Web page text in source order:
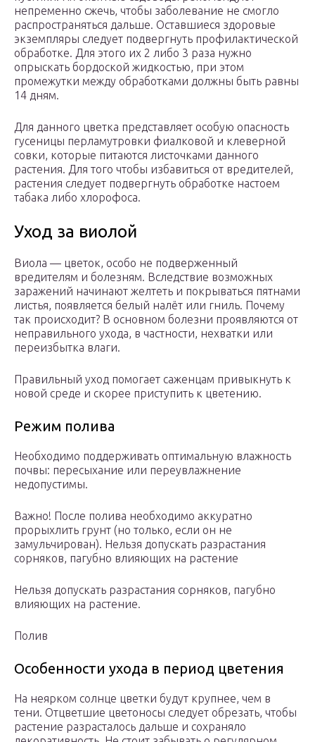
непременно сжечь, чтобы заболевание не смогло
распространяться дальше. Оставшиеся здоровые
экземпляры следует подвергнуть профилактической
обработке. Для этого их 2 либо 3 раза нужно
опрыскать бордоской жидкостью, при этом
промежутки между обработками должны быть равны
14 дням.
Для данного цветка представляет особую опасность
гусеницы перламутровки фиалковой и клеверной
совки, которые питаются листочками данного
растения. Для того чтобы избавиться от вредителей,
растения следует подвергнуть обработке настоем
табака либо хлорофоса.
Уход за виолой
Виола — цветок, особо не подверженный
вредителям и болезням. Вследствие возможных
заражений начинают желтеть и покрываться пятнами
листья, появляется белый налёт или гниль. Почему
так происходит? В основном болезни проявляются от
неправильного ухода, в частности, нехватки или
переизбытка влаги.
Правильный уход помогает саженцам привыкнуть к
новой среде и скорее приступить к цветению.
Режим полива
Необходимо поддерживать оптимальную влажность
почвы: пересыхание или переувлажнение
недопустимы.
Важно! После полива необходимо аккуратно
прорыхлить грунт (но только, если он не
замульчирован). Нельзя допускать разрастания
сорняков, пагубно влияющих на растение
Нельзя допускать разрастания сорняков, пагубно
влияющих на растение.
Полив
Особенности ухода в период цветения
На неярком солнце цветки будут крупнее, чем в
тени. Отцветшие цветоносы следует обрезать, чтобы
растение разрасталось дальше и сохраняло